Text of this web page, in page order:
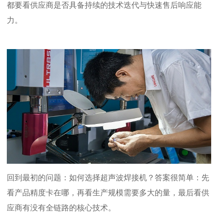
都要看供应商是否具备持续的技术迭代与快速售后响应能
力。
回到最初的问题：如何选择超声波焊接机？答案很简单：先
看产品精度卡在哪，再看生产规模需要多大的量，最后看供
应商有没有全链路的核心技术。